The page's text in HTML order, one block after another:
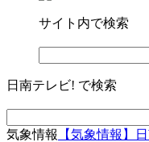
サイト内で検索
日南テレビ! で検索
気象情報 【気象情報】